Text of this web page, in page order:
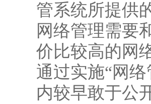
管系统所提供
网络管理需要
价比较高的网
通过实施“网
内较早敢于公